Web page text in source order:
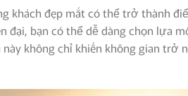
khách đẹp mắt có thể trở thành
đại, bạn có thể dễ dàng chọn lựa
không chỉ khiến không gian